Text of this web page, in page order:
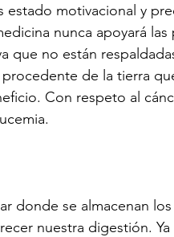
estado motivacional y
nunca apoyará
que no están
de la tierra
Con respeto al
donde se almacenan
nuestra digestión.